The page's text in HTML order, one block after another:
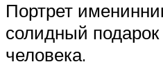
Портрет
солидный
человека.